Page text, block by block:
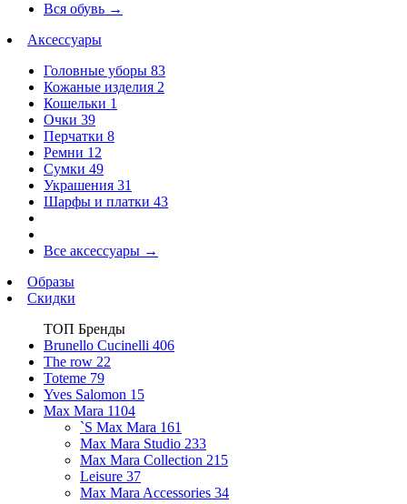
Вся обувь →
Аксессуары
Головные уборы 83
Кожаные изделия 2
Кошельки 1
Очки 39
Перчатки 8
Ремни 12
Сумки 49
Украшения 31
Шарфы и платки 43
Все аксессуары →
Образы
Скидки
ТОП Бренды
Brunello Cucinelli 406
The row 22
Toteme 79
Yves Salomon 15
Max Mara 1104
`S Max Mara 161
Max Mara Studio 233
Max Mara Collection 215
Leisure 37
Max Mara Accessories 34